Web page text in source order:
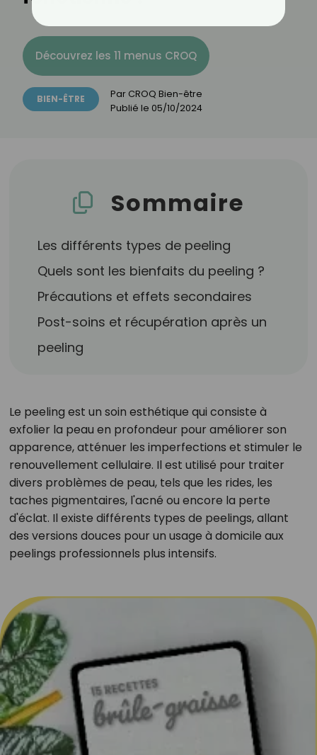
Découvrez les 11 menus CROQ
BIEN-ÊTRE Par CROQ Bien-être
Publié le 05/10/2024
Sommaire
Les différents types de peeling
Quels sont les bienfaits du peeling ?
Précautions et effets secondaires
Post-soins et récupération après un
peeling
Le peeling est un soin esthétique qui consiste à
exfolier la peau en profondeur pour améliorer son
apparence, atténuer les imperfections et stimuler le
renouvellement cellulaire. Il est utilisé pour traiter
divers problèmes de peau, tels que les rides, les
taches pigmentaires, l'acné ou encore la perte
d'éclat. Il existe différents types de peelings, allant
des versions douces pour un usage à domicile aux
peelings professionnels plus intensifs.